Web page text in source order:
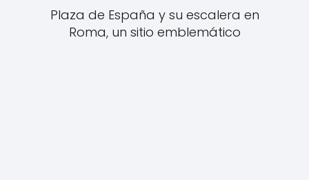
Plaza de España y su escalera en
Roma, un sitio emblemático